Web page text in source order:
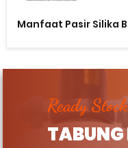
Manfaat Pasir Silika
Ready Stock
TABUNG